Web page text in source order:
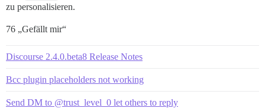
zu personalisieren.
76 „Gefällt mir“
Discourse 2.4.0.beta8 Release Notes
Bcc plugin placeholders not working
Send DM to @trust_level_0 let others to reply